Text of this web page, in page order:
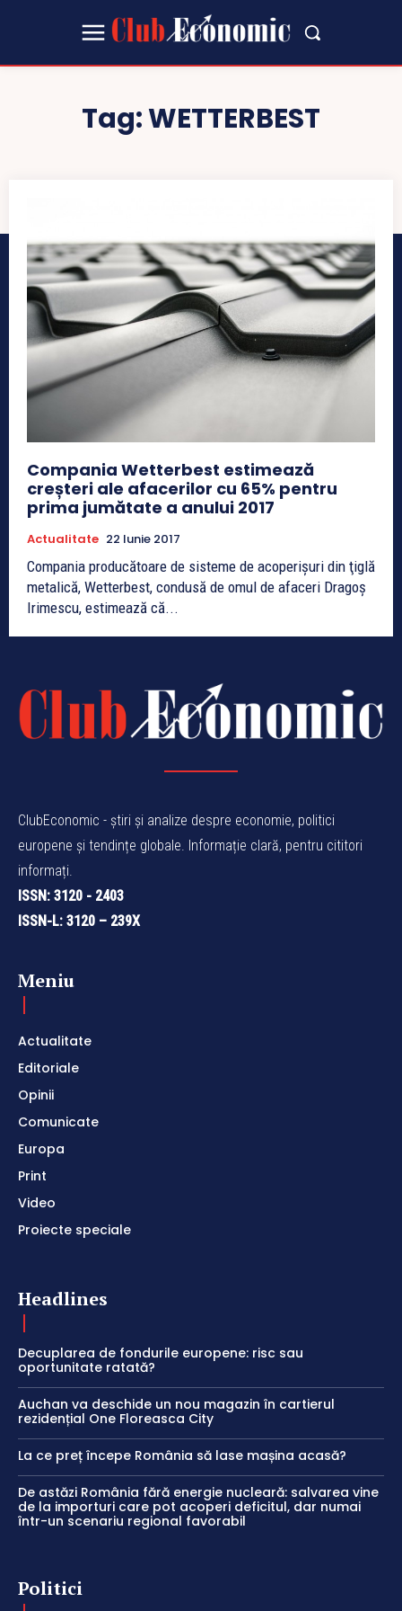
Tag:WETTERBEST
Compania Wetterbest estimează
creșteri ale afacerilor cu 65% pentru
prima jumătate a anului 2017
Actualitate 22 Iunie 2017
Compania producătoare de sisteme de acoperişuri din ţiglă
metalică, Wetterbest, condusă de omul de afaceri Dragoş
Irimescu, estimează că...
ClubEconomic - știri și analize despre economie, politici
europene și tendințe globale. Informație clară, pentru cititori
informați.
ISSN: 3120 - 2403
ISSN-L: 3120 – 239X
Meniu
Actualitate
Editoriale
Opinii
Comunicate
Europa
Print
Video
Proiecte speciale
Headlines
Decuplarea de fondurile europene: risc sau
oportunitate ratată?
Auchan va deschide un nou magazin în cartierul
rezidențial One Floreasca City
La ce preț începe România să lase mașina acasă?
De astăzi România fără energie nucleară: salvarea vine
de la importuri care pot acoperi deficitul, dar numai
într-un scenariu regional favorabil
Politici